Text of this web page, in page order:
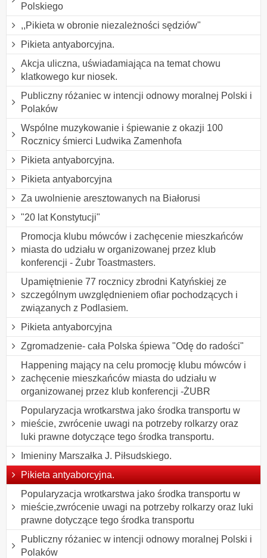
Polskiego
,,Pikieta w obronie niezależności sędziów"
Pikieta antyaborcyjna.
Akcja uliczna, uświadamiająca na temat chowu
klatkowego kur niosek.
Publiczny różaniec w intencji odnowy moralnej Polski i
Polaków
Wspólne muzykowanie i śpiewanie z okazji 100
Rocznicy śmierci Ludwika Zamenhofa
Pikieta antyaborcyjna.
Pikieta antyaborcyjna
Za uwolnienie aresztowanych na Białorusi
"20 lat Konstytucji"
Promocja klubu mówców i zachęcenie mieszkańców
miasta do udziału w organizowanej przez klub
konferencji - Żubr Toastmasters.
Upamiętnienie 77 rocznicy zbrodni Katyńskiej ze
szczególnym uwzględnieniem ofiar pochodzących i
związanych z Podlasiem.
Pikieta antyaborcyjna
Zgromadzenie- cała Polska śpiewa "Odę do radości"
Happening mający na celu promocję klubu mówców i
zachęcenie mieszkańców miasta do udziału w
organizowanej przez klub konferencji -ŻUBR
Popularyzacja wrotkarstwa jako środka transportu w
mieście, zwrócenie uwagi na potrzeby rolkarzy oraz
luki prawne dotyczące tego środka transportu.
Imieniny Marszałka J. Piłsudskiego.
Pikieta antyaborcyjna.
Popularyzacja wrotkarstwa jako środka transportu w
mieście,zwrócenie uwagi na potrzeby rolkarzy oraz luki
prawne dotyczące tego środka transportu
Publiczny różaniec w intencji odnowy moralnej Polski i
Polaków